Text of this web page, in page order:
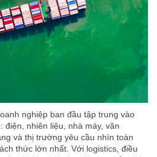
nghiệp ban đầu tập trung vào
điện, nhiên liệu, nhà máy, văn
và thị trường yêu cầu nhìn toàn
thức lớn nhất. Với logistics, điều